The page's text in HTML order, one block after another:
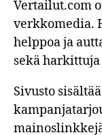
Vertailut.com
verkkomedia.
helppoa ja
sekä
Sivusto